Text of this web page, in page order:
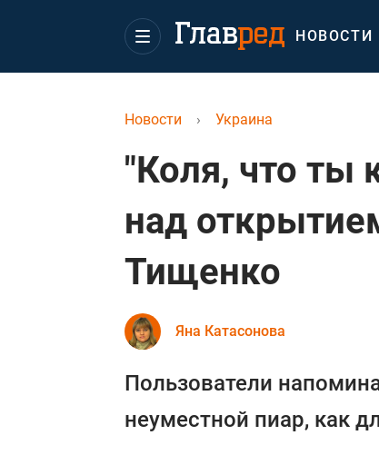
НОВОСТИ
Новости › Украина
"Коля, что ты
над
Тищенко
Яна Катасонова
Пользователи
неуместной пиар, как